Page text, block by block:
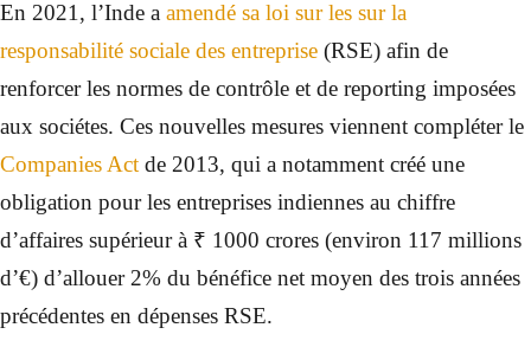
En 2021, l’Inde a amendé sa loi sur les sur la
responsabilité sociale des entreprise (RSE) afin de
renforcer les normes de contrôle et de reporting imposées
aux sociétes. Ces nouvelles mesures viennent compléter le
Companies Act de 2013, qui a notamment créé une
obligation pour les entreprises indiennes au chiffre
d’affaires supérieur à ₹ 1000 crores (environ 117 millions
d’€) d’allouer 2% du bénéfice net moyen des trois années
précédentes en dépenses RSE.